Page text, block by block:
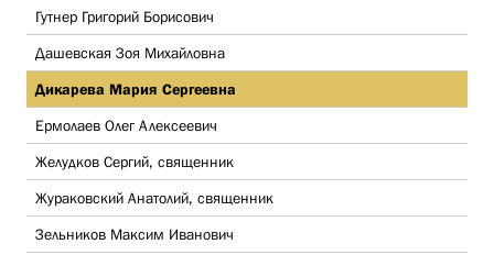
Гутнер Григорий Борисович
Дашевская Зоя Михайловна
Дикарева Мария Сергеевна
Ермолаев Олег Алексеевич
Желудков Сергий, священник
Жураковский Анатолий, священник
Зельников Максим Иванович